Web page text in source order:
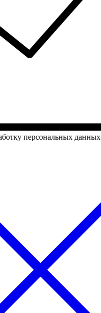
персональных данных